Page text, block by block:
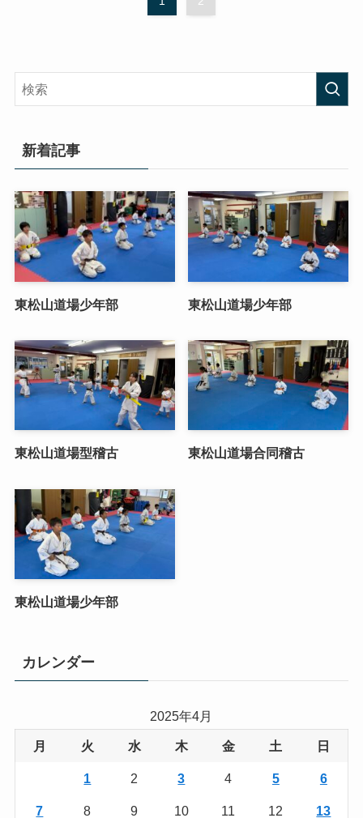
新着記事
東松山道場少年部 東松山道場少年部
東松山道場型稽古 東松山道場合同稽古
東松山道場少年部
カレンダー
2025年4月
月 火 水 木 金 土 日
1 2 3 4 5 6
7 8 9 10 11 12 13